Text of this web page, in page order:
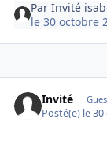
ParInvité
le 30 octobre
Invité
Posté(e) le